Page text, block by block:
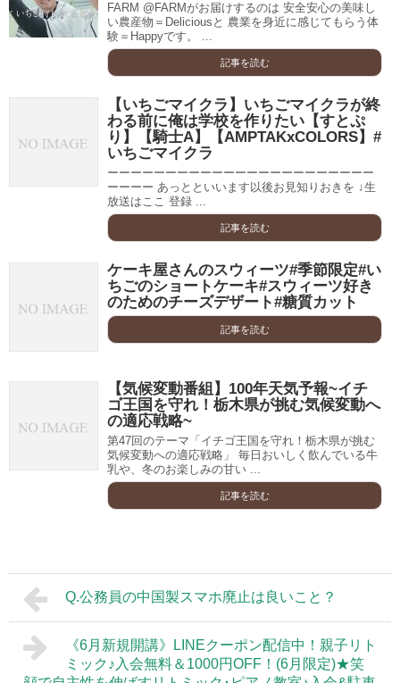
FARM @FARMがお届けするのは 安全安心の美味し
い農産物＝Deliciousと 農業を身近に感じてもらう体
験＝Happyです。 ...
記事を読む
【いちごマイクラ】いちごマイクラが終
わる前に俺は学校を作りたい【すとぷ
り】【騎士A】【AMPTAKxCOLORS】#
いちごマイクラ
ーーーーーーーーーーーーーーーーーーーーーーー
ーーーー あっとといいます以後お見知りおきを ↓生
放送はここ 登録 ...
記事を読む
ケーキ屋さんのスウィーツ#季節限定#い
ちごのショートケーキ#スウィーツ好き
のためのチーズデザート#糖質カット
記事を読む
【気候変動番組】100年天気予報~イチ
ゴ王国を守れ！栃木県が挑む気候変動へ
の適応戦略~
第47回のテーマ「イチゴ王国を守れ！栃木県が挑む
気候変動への適応戦略」 毎日おいしく飲んでいる牛
乳や、冬のお楽しみの甘い ...
記事を読む
Q.公務員の中国製スマホ廃止は良いこと？
《6月新規開講》LINEクーポン配信中！親子リト
ミック♪入会無料＆1000円OFF！(6月限定)★笑